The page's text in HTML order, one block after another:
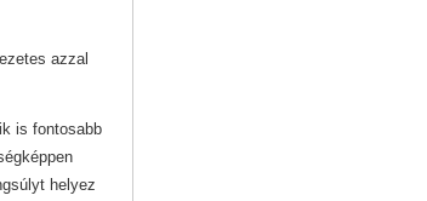
azzal
is fontosabb
helyez